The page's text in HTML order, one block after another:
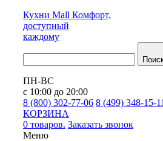
Кухни Mall Комфорт,
доступный
каждому
ПН-ВС
с 10:00 до 20:00
8 (800) 302-77-06 8 (499) 348-15-11
КОРЗИНА
0 товаров. Заказать звонок
Меню